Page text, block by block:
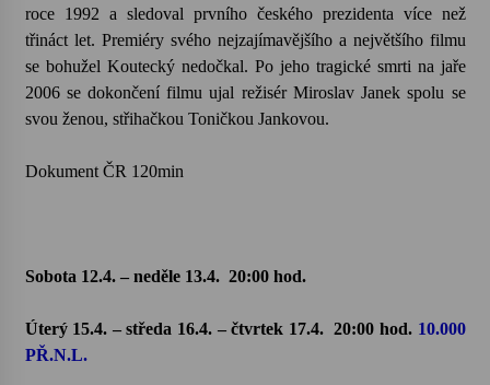
roce 1992 a sledoval prvního českého prezidenta více než
třináct let. Premiéry svého nejzajímavějšího a největšího filmu
se bohužel Koutecký nedočkal. Po jeho tragické smrti na jaře
2006 se dokončení filmu ujal režisér Miroslav Janek spolu se
svou ženou, střihačkou Toničkou Jankovou.
Dokument ČR 120min
Sobota 12.4. – neděle 13.4. 20:00 hod.
Úterý 15.4. – středa 16.4. – čtvrtek 17.4. 20:00 hod. 10.000
PŘ.N.L.